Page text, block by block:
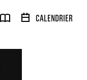
CALENDRIER